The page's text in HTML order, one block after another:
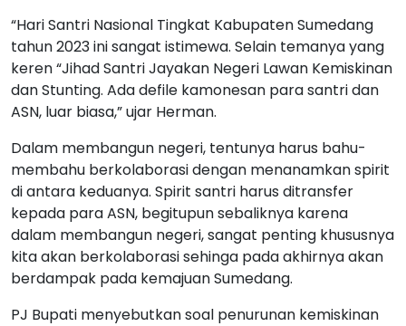
“Hari Santri Nasional Tingkat Kabupaten Sumedang
tahun 2023 ini sangat istimewa. Selain temanya yang
keren “Jihad Santri Jayakan Negeri Lawan Kemiskinan
dan Stunting. Ada defile kamonesan para santri dan
ASN, luar biasa,” ujar Herman.
Dalam membangun negeri, tentunya harus bahu-
membahu berkolaborasi dengan menanamkan spirit
di antara keduanya. Spirit santri harus ditransfer
kepada para ASN, begitupun sebaliknya karena
dalam membangun negeri, sangat penting khususnya
kita akan berkolaborasi sehinga pada akhirnya akan
berdampak pada kemajuan Sumedang.
PJ Bupati menyebutkan soal penurunan kemiskinan